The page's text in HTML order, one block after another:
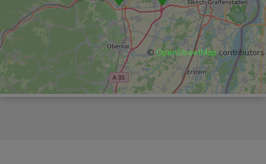
©OpenStreetMapcontributors